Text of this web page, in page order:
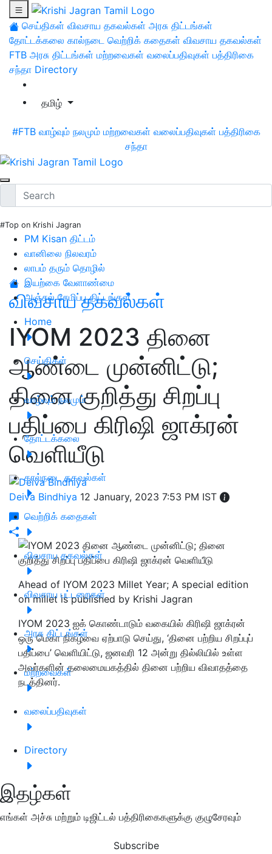
செய்திகள் விவசாய தகவல்கள் அரசு திட்டங்கள்
தோட்டக்கலை கால்நடை வெற்றிக் கதைகள் விவசாய தகவல்கள்
FTB அரசு திட்டங்கள் மற்றவைகள் வலைப்பதிவுகள் பத்திரிகை
சந்தா Directory
தமிழ்
#FTB வாழ்வும் நலமும் மற்றவைகள் வலைப்பதிவுகள் பத்திரிகை
சந்தா
#Top on Krishi Jagran
PM Kisan திட்டம்
வானிலை நிலவரம்
லாபம் தரும் தொழில்
இயற்கை வேளாண்மை
அஞ்சல் சேமிப்பு திட்டங்கள்
Home
செய்திகள்
வாழ்வும் நலமும்
தோட்டக்கலை
கால்நடை தகவல்கள்
வெற்றிக் கதைகள்
விவசாய தகவல்கள்
விவசாய பட்டறைகள்
அரசு திட்டங்கள்
மற்றவைகள்
வலைப்பதிவுகள்
Directory
இதழ்கள்
எங்கள் அச்சு மற்றும் டிஜிட்டல் பத்திரிகைகளுக்கு குழுசேரவும்
Subscribe
விவசாய தகவல்கள்
IYOM 2023 தினை
ஆண்டை முன்னிட்டு;
தினை குறித்து சிறப்பு
பதிப்பை கிரிஷி ஜாக்ரன்
வெளியீடு
Deiva Bindhiya 12 January, 2023 7:53 PM IST
Ahead of IYOM 2023 Millet Year; A special edition
on millet is published by Krishi Jagran
IYOM 2023 ஐக் கொண்டாடும் வகையில் கிரிஷி ஜாக்ரன்
ஒரு மெகா நிகழ்வை ஏற்பாடு செய்து, ‘தினை பற்றிய சிறப்புப்
பதிப்பை’ வெளியிட்டு, ஜனவரி 12 அன்று தில்லியில் உள்ள
அவர்களின் தலைமையகத்தில் தினை பற்றிய விவாதத்தை
நடத்தினர்.